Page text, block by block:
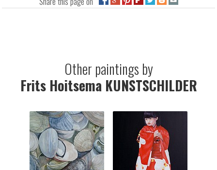
Other paintings by
Frits Hoitsema KUNSTSCHILDER